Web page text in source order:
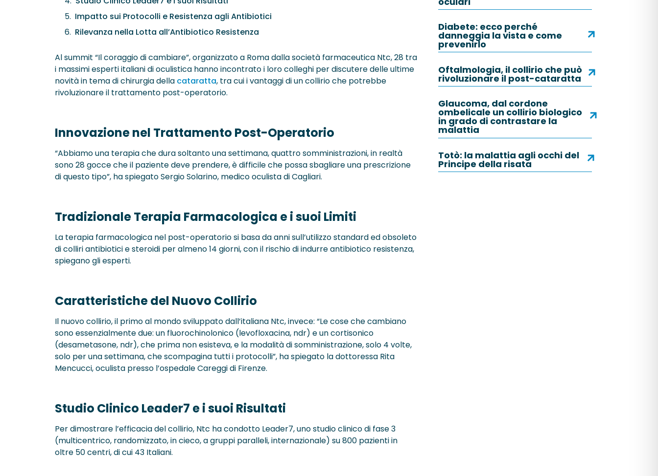
Impatto sui Protocolli e Resistenza agli Antibiotici
Rilevanza nella Lotta all’Antibiotico Resistenza
Al summit “Il coraggio di cambiare”, organizzato a Roma dalla società farmaceutica Ntc, 28 tra
i massimi esperti italiani di oculistica hanno incontrato i loro colleghi per discutere delle ultime
novità in tema di chirurgia della cataratta, tra cui i vantaggi di un collirio che potrebbe
rivoluzionare il trattamento post-operatorio.
Innovazione nel Trattamento Post-Operatorio
“Abbiamo una terapia che dura soltanto una settimana, quattro somministrazioni, in realtà
sono 28 gocce che il paziente deve prendere, è difficile che possa sbagliare una prescrizione
di questo tipo”, ha spiegato Sergio Solarino, medico oculista di Cagliari.
Tradizionale Terapia Farmacologica e i suoi Limiti
La terapia farmacologica nel post-operatorio si basa da anni sull’utilizzo standard ed obsoleto
di colliri antibiotici e steroidi per almeno 14 giorni, con il rischio di indurre antibiotico resistenza,
spiegano gli esperti.
Caratteristiche del Nuovo Collirio
Il nuovo collirio, il primo al mondo sviluppato dall’italiana Ntc, invece: “Le cose che cambiano
sono essenzialmente due: un fluorochinolonico (levofloxacina, ndr) e un cortisonico
(desametasone, ndr), che prima non esisteva, e la modalità di somministrazione, solo 4 volte,
solo per una settimana, che scompagina tutti i protocolli”, ha spiegato la dottoressa Rita
Mencucci, oculista presso l’ospedale Careggi di Firenze.
Studio Clinico Leader7 e i suoi Risultati
Per dimostrare l’efficacia del collirio, Ntc ha condotto Leader7, uno studio clinico di fase 3
(multicentrico, randomizzato, in cieco, a gruppi paralleli, internazionale) su 800 pazienti in
oltre 50 centri, di cui 43 Italiani.
Diabete: ecco perché
danneggia la vista e come
prevenirlo
Oftalmologia, il collirio che può
rivoluzionare il post-cataratta
Glaucoma, dal cordone
ombelicale un collirio biologico
in grado di contrastare la
malattia
Totò: la malattia agli occhi del
Principe della risata